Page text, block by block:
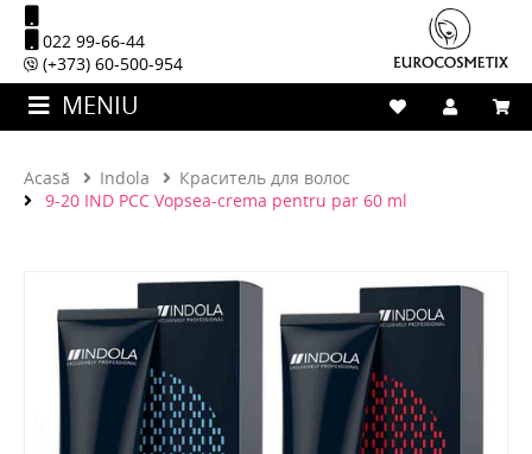
022 99-66-44
(+373) 60-500-954
MENIU
Acasă Indola
Краситель для волос
9-20 IND PCC Vopsea-crema pentru par 60 ml